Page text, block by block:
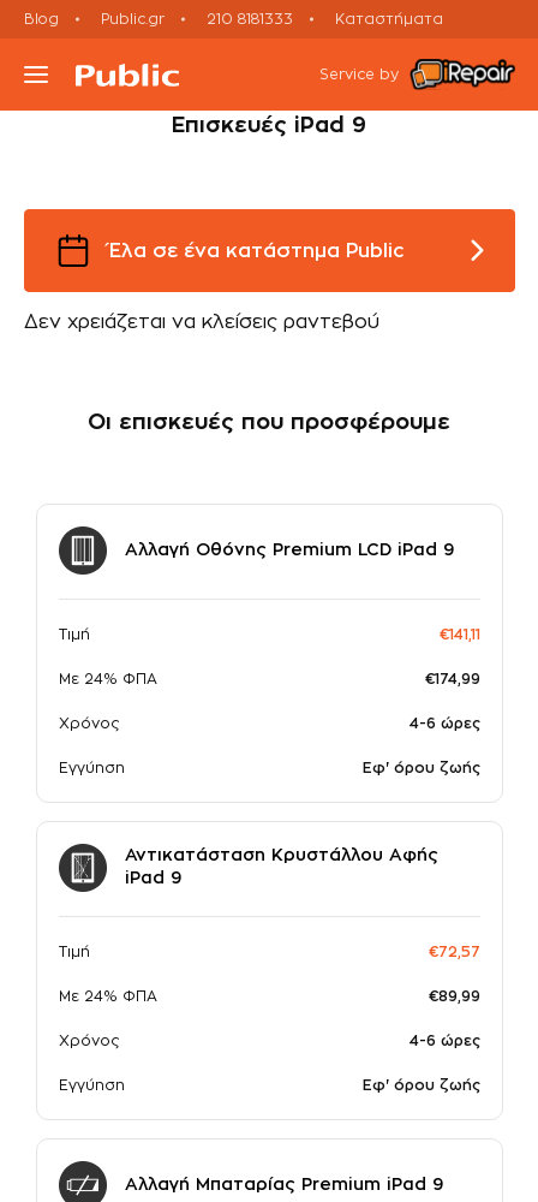
Blog Public.gr 210 8181333 Καταστήματα
Μεταχειρισμένες Συσκευές
Ραντεβού Εxpress Επισκευής
Service by
Tablet Εκτός εγγύησης iPad repairs iPad 9
Επισκευές iPad 9
Έλα σε ένα κατάστημα Public
Δεν χρειάζεται να κλείσεις ραντεβού
Οι επισκευές που προσφέρουμε
Αλλαγή Οθόνης Premium LCD iPad 9
Τιμή €141,11
Με 24% ΦΠΑ €174,99
Χρόνος 4-6 ώρες
Εγγύηση Εφ' όρου ζωής
Αντικατάσταση Κρυστάλλου Αφής
iPad 9
Τιμή €72,57
Με 24% ΦΠΑ €89,99
Χρόνος 4-6 ώρες
Εγγύηση Εφ' όρου ζωής
Αλλαγή Mπαταρίας Premium iPad 9